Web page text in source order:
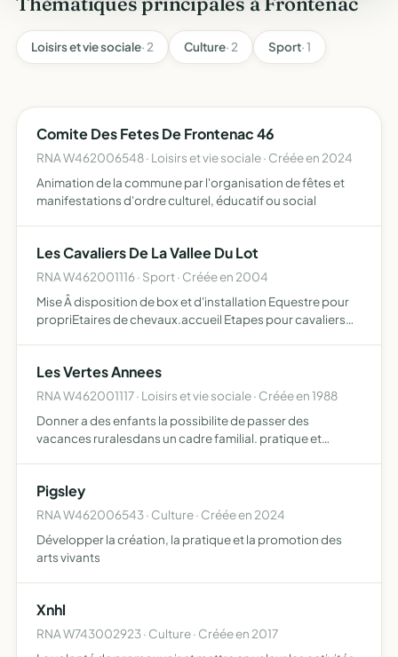
Loisirs et vie sociale· 2 Culture· 2 Sport· 1
Comite Des Fetes De Frontenac 46
RNA W462006548 · Loisirs et vie sociale · Créée en 2024
Animation de la commune par l'organisation de fêtes et
manifestations d'ordre culturel, éducatif ou social
Les Cavaliers De La Vallee Du Lot
RNA W462001116 · Sport · Créée en 2004
Mise Â disposition de box et d'installation Equestre pour
propriEtaires de chevaux.accueil Etapes pour cavaliers
Les Vertes Annees
RNA W462001117 · Loisirs et vie sociale · Créée en 1988
Donner a des enfants la possibilite de passer des
vacances ruralesdans un cadre familial. pratique et
Pigsley
RNA W462006543 · Culture · Créée en 2024
Développer la création, la pratique et la promotion des
arts vivants
Xnhl
RNA W743002923 · Culture · Créée en 2017